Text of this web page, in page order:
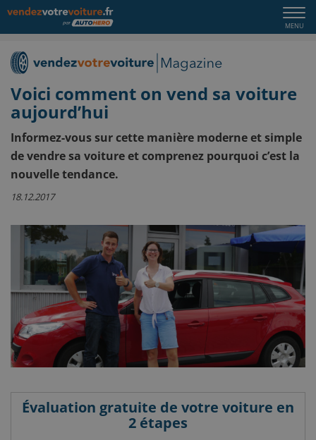
MENU
Voici comment on vend sa voiture
aujourd’hui
Informez-vous sur cette manière moderne et simple
de vendre sa voiture et comprenez pourquoi c’est la
nouvelle tendance.
18.12.2017
Évaluation gratuite de votre voiture en
2 étapes